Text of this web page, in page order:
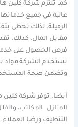
كما تلتزم شركة كلين
عالية في جميع
الرميلة، لذلك تحظى
مقابل المال. كذلك،
فرص الحصول على
تستخدم الشركة مواد
وتضمن صحة
أيضا، توفر شركة
المنازل، المكاتب،
التنظيف ورضا